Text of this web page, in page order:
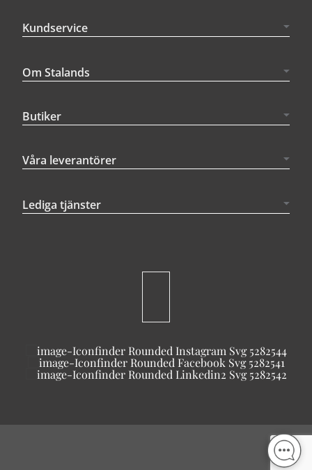
Kundservice
Om Stalands
Butiker
Våra leverantörer
Lediga tjänster